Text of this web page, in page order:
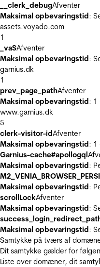
__clerk_debugAfventer
Maksimal opbevaringstid:
assets.voyado.com
1
_vaSAfventer
Maksimal opbevaringstid:
garnius.dk
1
prev_page_pathAfventer
Maksimal opbevaringstid: 1
www.garnius.dk
5
clerk-visitor-idAfventer
Maksimal opbevaringstid: 1
Garnius-cache#apollogql
Maksimal opbevaringstid:
Maksimal opbevaringstid:
scrollLockAfventer
Maksimal opbevaringstid:
Maksimal opbevaringstid:
Samtykke på tværs af
Dit samtykke gælder for
Liste over domæner, dit